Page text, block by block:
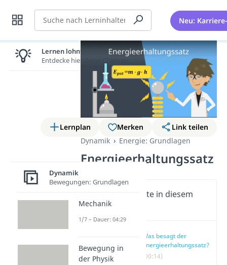
Suche Neu:
Lernplan Merken
Link teilen
Dynamik
Energie: Grundlagen
Energieerhaltungssatz
Wichtige Inhalte in diesem
Video
Was besagt der
Energieerhaltungssatz?
(00:14)
Lernen lohnt sich!
Entdecke hier deine Chancen.
Dynamik
Bewegungen: Grundlagen
Mechanik
1/7 – Dauer: 04:29
Bewegung in
der Physik